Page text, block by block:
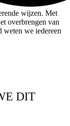
wijzen. Met
overbrengen van
weten we iedereen
DIT